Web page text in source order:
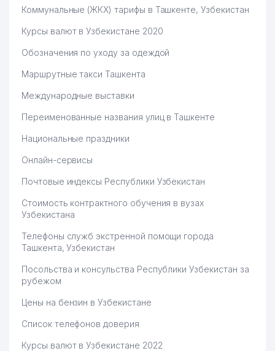
Коммунальные (ЖКХ) тарифы в Ташкенте, Узбекистан
Курсы валют в Узбекистане 2020
Обозначения по уходу за одеждой
Маршрутные такси Ташкента
Международные выставки
Переименованные названия улиц в Ташкенте
Национальные праздники
Онлайн-сервисы
Почтовые индексы Республики Узбекистан
Стоимость контрактного обучения в вузах
Узбекистана
Телефоны служб экстренной помощи города
Ташкента, Узбекистан
Посольства и консульства Республики Узбекистан за
рубежом
Цены на бензин в Узбекистане
Список телефонов доверия
Курсы валют в Узбекистане 2022